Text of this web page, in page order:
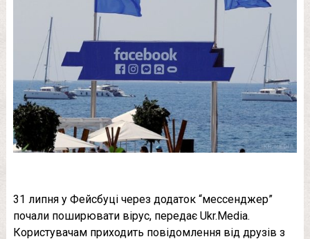
31 липня у Фейсбуці через додаток “мессенджер”
почали поширювати вірус, передає Ukr.Media.
Користувачам приходить повідомлення від друзів з